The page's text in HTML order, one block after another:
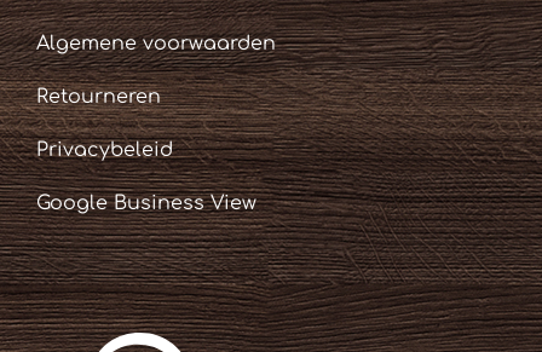
Algemene voorwaarden
Retourneren
Privacybeleid
Google Business View